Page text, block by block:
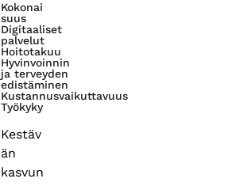
Kokonai
suus
Digitaaliset
palvelut
Hoitotakuu
Hyvinvoinnin
ja terveyden
edistäminen
Kustannusvaikuttavuus
Työkyky
Kestäv
än
kasvun